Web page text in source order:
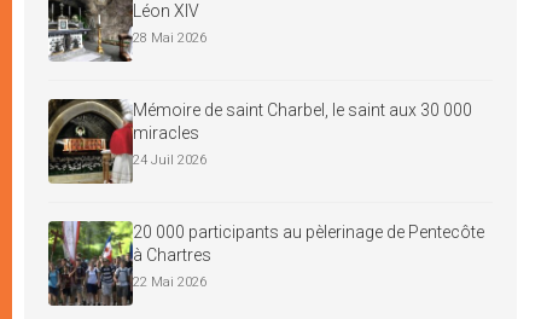
Léon XIV
28 Mai 2026
Mémoire de saint Charbel, le saint aux 30 000
miracles
24 Juil 2026
20 000 participants au pèlerinage de Pentecôte
à Chartres
22 Mai 2026